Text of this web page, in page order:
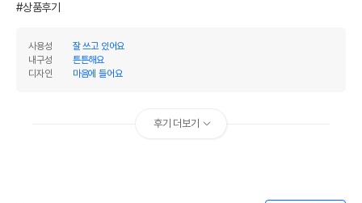
#상품후기
사용성
잘 쓰고 있어요
내구성
튼튼해요
디자인
마음에 들어요
후기 더보기